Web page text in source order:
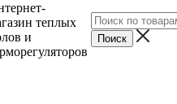
теплых
и